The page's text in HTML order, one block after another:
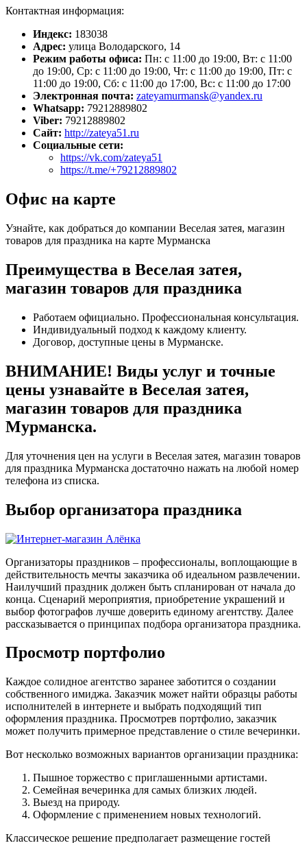
Контактная информация:
Индекс: 183038
Адрес: улица Володарского, 14
Режим работы офиса: Пн: с 11:00 до 19:00, Вт: с 11:00
до 19:00, Ср: с 11:00 до 19:00, Чт: с 11:00 до 19:00, Пт: с
11:00 до 19:00, Сб: с 11:00 до 17:00, Вс: с 11:00 до 17:00
Электронная почта: zateyamurmansk@yandex.ru
Whatsapp: 79212889802
Viber: 79212889802
Сайт: http://zateya51.ru
Социальные сети:
https://vk.com/zateya51
https://t.me/+79212889802
Офис на карте
Узнайте, как добраться до компании Веселая затея, магазин
товаров для праздника на карте Мурманска
Преимущества в Веселая затея,
магазин товаров для праздника
Работаем официально. Профессиональная консультация.
Индивидуальный подход к каждому клиенту.
Договор, доступные цены в Мурманске.
ВНИМАНИЕ! Виды услуг и точные
цены узнавайте в Веселая затея,
магазин товаров для праздника
Мурманска.
Для уточнения цен на услуги в Веселая затея, магазин товаров
для праздника Мурманска достаточно нажать на любой номер
телефона из списка.
Выбор организатора праздника
Организаторы праздников – профессионалы, воплощающие в
действительность мечты заказчика об идеальном развлечении.
Наилучший праздник должен быть спланирован от начала до
конца. Сценарий мероприятия, приобретение украшений и
выбор фотографов лучше доверить единому агентству. Далее
рассказывается о принципах подбора организатора праздника.
Просмотр портфолио
Каждое солидное агентство заранее заботится о создании
собственного имиджа. Заказчик может найти образцы работы
исполнителей в интернете и выбрать подходящий тип
оформления праздника. Просмотрев портфолио, заказчик
может получить примерное представление о стиле вечеринки.
Вот несколько возможных вариантов организации праздника:
Пышное торжество с приглашенными артистами.
Семейная вечеринка для самых близких людей.
Выезд на природу.
Оформление с применением новых технологий.
Классическое решение предполагает размещение гостей